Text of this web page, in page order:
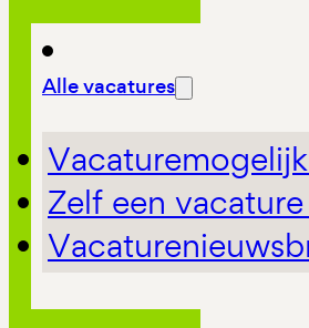
Alle vacatures
Zelf een